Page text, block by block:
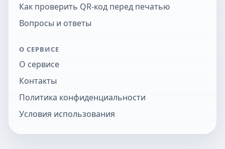
Как проверить QR-код перед печатью
Вопросы и ответы
О СЕРВИСЕ
О сервисе
Контакты
Политика конфиденциальности
Условия использования